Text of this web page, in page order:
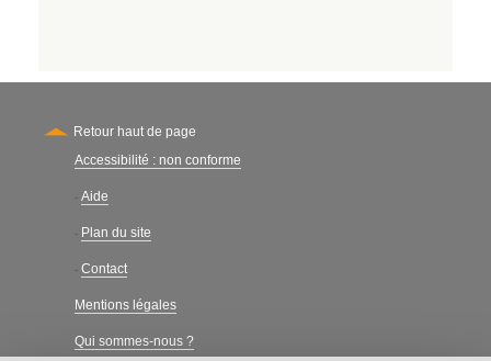
Retour haut de page
Secondary
Accessibilité : non conforme
- Aide
- Plan du site
- Contact
Mentions légales
Qui sommes-nous ?